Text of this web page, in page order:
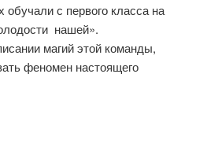
с первого класса на
нашей».
магий этой команды,
феномен настоящего